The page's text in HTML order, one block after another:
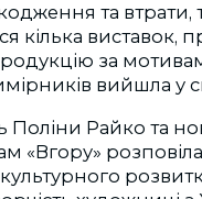
та втрати,
кілька виставок,
за
вийшла у
Поліни Райко та
«Вгору» розповіла